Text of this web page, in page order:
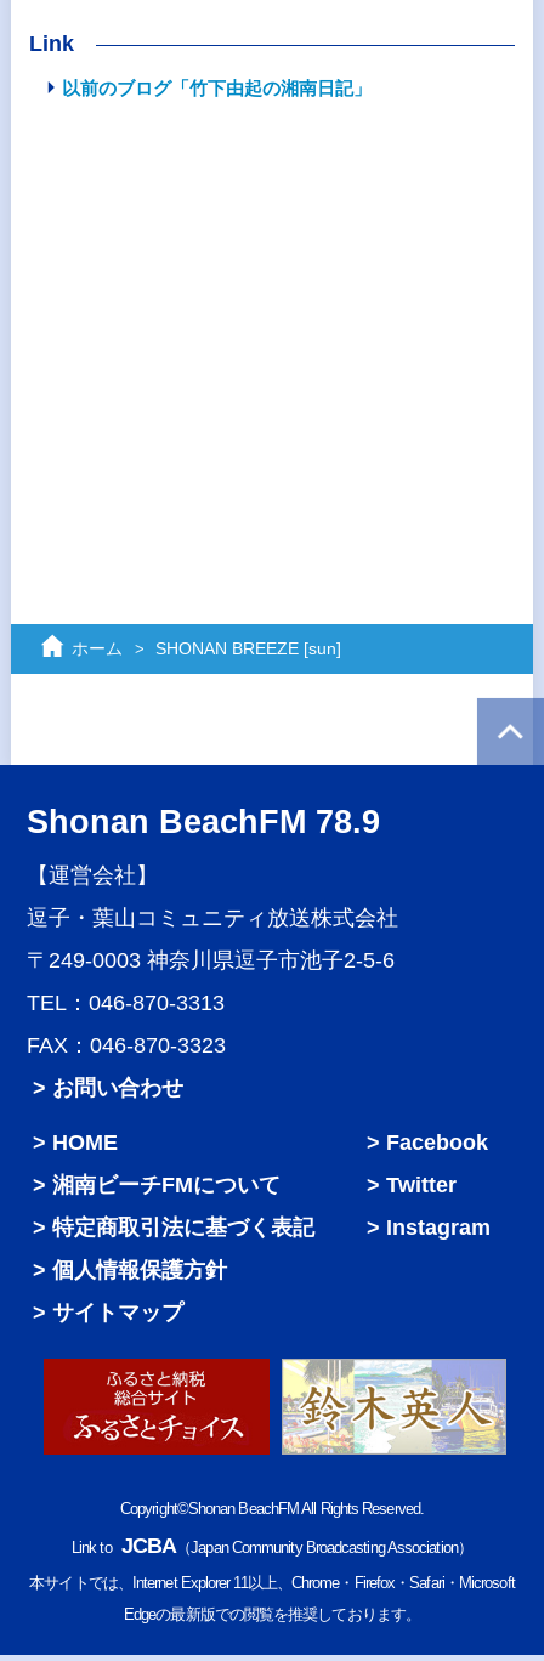
Link
以前のブログ「竹下由起の湘南日記」
ホーム SHONAN BREEZE [sun]
Shonan BeachFM 78.9
【運営会社】
逗子・葉山コミュニティ放送株式会社
〒249-0003 神奈川県逗子市池子2-5-6
TEL：046-870-3313
FAX：046-870-3323
> お問い合わせ
HOME
湘南ビーチFMについて
特定商取引法に基づく表記
個人情報保護方針
サイトマップ
Facebook
Twitter
Instagram
Copyright©Shonan BeachFM All Rights Reserved.
Link to JCBA（Japan Community Broadcasting Association）
本サイトでは、Internet Explorer 11以上、Chrome・Firefox・Safari・Microsoft
Edgeの最新版での閲覧を推奨しております。